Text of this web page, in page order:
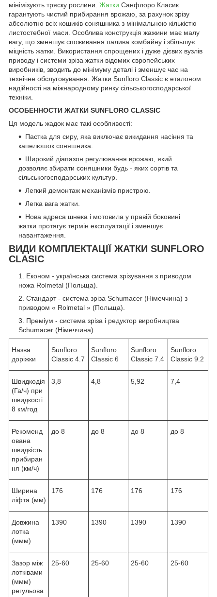
мінімізують тряску рослини. Жатки Санфлоро Класик
гарантують чистий прибирання врожаю, за рахунок зрізу
абсолютно всіх кошиків соняшника з мінімальною кількістю
листостебної маси. Особлива конструкція жажини має малу
вагу, що зменшує споживання палива комбайну і збільшує
міцність жатки. Використання спрощених і дуже дієвих вузлів
приводу і системи зріза жатки відомих європейських
виробників, зводить до мінімуму деталі і зменшує час на
технічне обслуговування. Жатки Sunfloro Classic є еталоном
надійності на міжнародному ринку сільськогосподарської
техніки.
ОСОБЕННОСТИ ЖАТКИ SUNFLORO CLASSIC
Ця модель жадок має такі особливості:
Пастка для сиру, яка виключає викидання насіння та
капелюшок соняшника.
Широкий діапазон регулювання врожаю, який
дозволяє збирати соняшники будь - яких сортів та
сільськогосподарських культур.
Легкий демонтаж механізмів пристрою.
Легка вага жатки.
Нова адреса шнека і мотовила у правій боковині
жатки протягує термін експлуатації і зменшує
навантаження.
ВИДИ КОМПЛЕКТАЦІЇ ЖАТКИ SUNFLORO
CLASIC
Економ - українська система зрізування з приводом
ножа Rolmetal (Польща).
Стандарт - система зріза Schumacer (Німеччина) з
приводом « Rolmetal » (Польща).
Преміум - система зріза і редуктор виробництва
Schumacer (Німеччина).
Назва
доріжки
Sunfloro
Classic 4.7
Sunfloro
Classic 6
Sunfloro
Classic 7.4
Sunfloro
Classic 9.2
Швидкодія
(Га/ч) при
швидкості
8 км/год
3,8 4,8 5,92 7,4
Рекоменд
ована
швидкість
прибиран
ня (км/ч)
до 8 до 8 до 8 до 8
Ширина
ліфта (мм)
176 176 176 176
Довжина
лотка
(ммм)
1390 1390 1390 1390
Зазор між
лотківами
(ммм)
регульова
25-60 25-60 25-60 25-60